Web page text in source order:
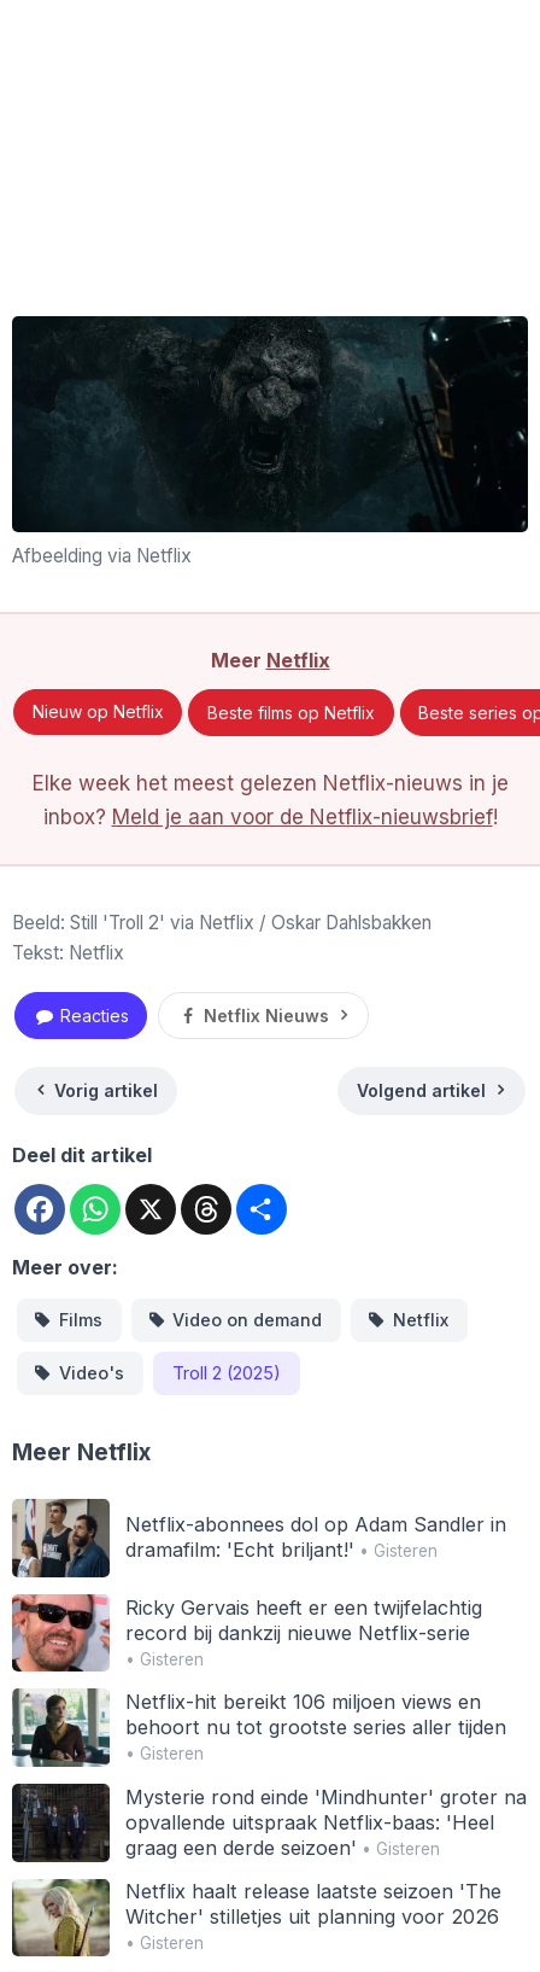
Afbeelding via Netflix
Meer Netflix
Nieuw op Netflix Beste films op Netflix Beste series
Elke week het meest gelezen Netflix-nieuws in je
inbox? Meld je aan voor de Netflix-nieuwsbrief!
Beeld: Still 'Troll 2' via Netflix / Oskar Dahlsbakken
Tekst: Netflix
Reacties Netflix Nieuws
Vorig artikel Volgend artikel
Deel dit artikel
FacebookWhatsApp
X Threads
Meer over:
Films Video on demand Netflix
Video's Troll 2 (2025)
Meer Netflix
Netflix-abonnees dol op Adam Sandler in
dramafilm: 'Echt briljant!' • Gisteren
Ricky Gervais heeft er een twijfelachtig
record bij dankzij nieuwe Netflix-serie
• Gisteren
Netflix-hit bereikt 106 miljoen views en
behoort nu tot grootste series aller tijden
• Gisteren
Mysterie rond einde 'Mindhunter' groter na
opvallende uitspraak Netflix-baas: 'Heel
graag een derde seizoen' • Gisteren
Netflix haalt release laatste seizoen 'The
Witcher' stilletjes uit planning voor 2026
• Gisteren